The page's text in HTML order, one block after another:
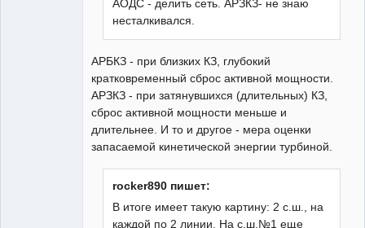
АОДС - делить сеть. АРЗКЗ- не знаю
несталкивался.
АРБКЗ - при близких КЗ, глубокий
кратковременный сброс активной мощности.
АРЗКЗ - при затянувшихся (длительных) КЗ,
сброс активной мощности меньше и
длительнее. И то и другое - мера оценки
запасаемой кинетической энергии турбиной.
rocker890 пишет:
В итоге имеет такую картину: 2 с.ш., на
каждой по 2 линии. На с.ш.№1 еще